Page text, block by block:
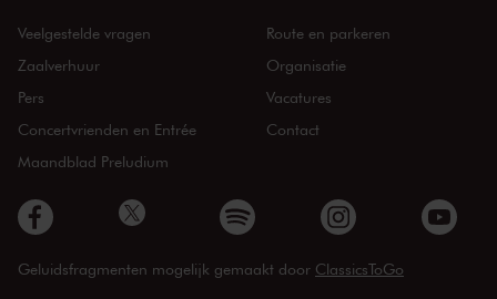
Veelgestelde vragen
Zaalverhuur
Pers
Concertvrienden en Entrée
Maandblad Preludium
Route en parkeren
Organisatie
Vacatures
Contact
Geluidsfragmenten mogelijk gemaakt door ClassicsToGo